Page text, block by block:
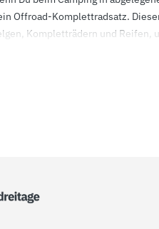
Offroad-Komplettradsatz.
Kompletträdern und Reifen,
liebst, solltest Du in eine